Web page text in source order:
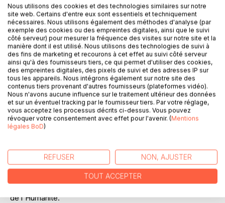
Mener de longues études n'est pas incompatible avec la
pratique du football. Chacune de ces deux voies est utile à
l'autre. Le football consacre des principes fondamentaux
originels et immuables. Ces valeurs intrinsèques sont
souvent méconnues voire oubliées. Cette Constitution les
modélise. Ce Traité les rétablit.
"Le football est plus qu'un sport. Il a une âme. C'est l'une
des plus belles écoles de la vie. Lieu de la bientraitance, il
est le remède de certaines fissures invisibles."
exigences et à ses concepts."
"Le football est un art populaire. C'est une science
humaine et sociale. Il est le ciment du Monde. Il est la glu
de l'Humanité."
Nous utilisons des cookies et des technologies similaires sur notre
site web. Certains d'entre eux sont essentiels et techniquement
nécessaires. Nous utilisons également des méthodes d'analyse (par
exemple des cookies ou des empreintes digitales, ainsi que le suivi
côté serveur) pour mesurer la fréquence des visites sur notre site et la
manière dont il est utilisé. Nous utilisons des technologies de suivi à
des fins de marketing et recourons à cet effet au suivi côté serveur
ainsi qu'à des fournisseurs tiers, ce qui permet d'utiliser des cookies,
des empreintes digitales, des pixels de suivi et des adresses IP sur
tous les appareils. Nous intégrons également sur notre site des
contenus tiers provenant d'autres fournisseurs (plateformes vidéo).
Nous n'avons aucune influence sur le traitement ultérieur des données
et sur un éventuel tracking par le fournisseur tiers. Par votre réglage,
vous acceptez les processus décrits ci-dessus. Vous pouvez
révoquer votre consentement avec effet pour l'avenir. (Mentions
légales BoD)
REFUSER NON, AJUSTER
TOUT ACCEPTER